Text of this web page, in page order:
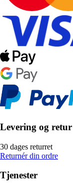
Levering og retur
30 dages returret
Returnér din ordre
Tjenester